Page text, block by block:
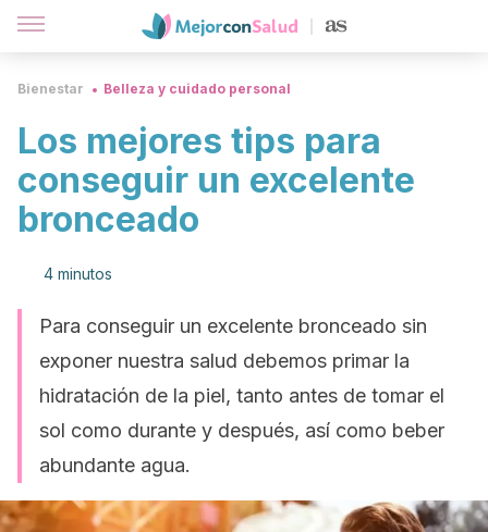
Bienestar Belleza y cuidado personal
Los mejores tips para
conseguir un excelente
bronceado
4 minutos
Para conseguir un excelente bronceado sin
exponer nuestra salud debemos primar la
hidratación de la piel, tanto antes de tomar el
sol como durante y después, así como beber
abundante agua.